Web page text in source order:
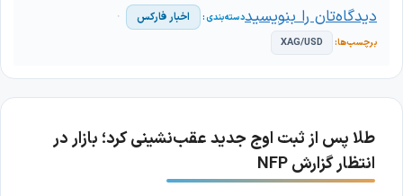
اخبار فارکس
XAG/USD
دیدگاه‌تان را بنویسید
طلا پس از ثبت اوج جدید عقب‌نشینی کرد؛ بازار در
انتظار گزارش NFP